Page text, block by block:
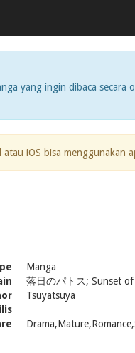
yang ingin dibaca secara
iOS bisa menggunakan
Manga
落日のパトス; Sunset
Tsuyatsuya